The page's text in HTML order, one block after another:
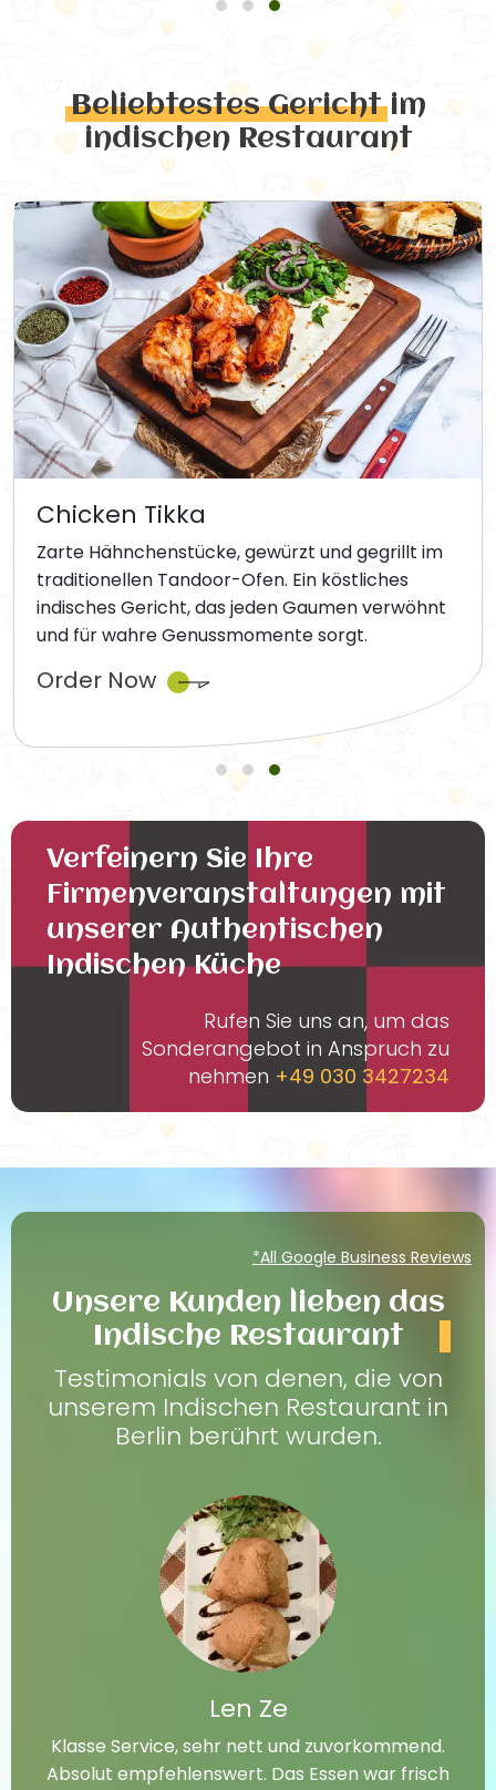
Beliebtestes Gerichtim
indischen Restaurant
Chicken Tikka
Zarte Hähnchenstücke, gewürzt und gegrillt im
traditionellen Tandoor-Ofen. Ein köstliches
indisches Gericht, das jeden Gaumen verwöhnt
und für wahre Genussmomente sorgt.
Order Now
Verfeinern Sie Ihre
Firmenveranstaltungen mit
unserer Authentischen
Indischen Küche
Rufen Sie uns an, um das
Sonderangebot in Anspruch zu
nehmen +49 030 3427234
*All Google Business Reviews
Unsere Kunden lieben das
Indische Restaurant
Testimonials von denen, die von
unserem Indischen Restaurant in
Berlin berührt wurden.
Len Ze
Klasse Service, sehr nett und zuvorkommend.
Absolut empfehlenswert. Das Essen war frisch